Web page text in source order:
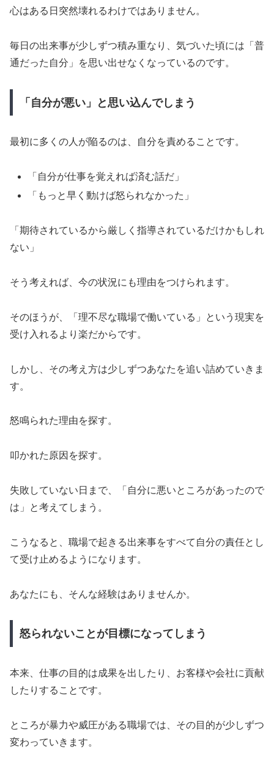
心はある日突然壊れるわけではありません。
毎日の出来事が少しずつ積み重なり、気づいた頃には「普
通だった自分」を思い出せなくなっているのです。
「自分が悪い」と思い込んでしまう
最初に多くの人が陥るのは、自分を責めることです。
「自分が仕事を覚えれば済む話だ」
「もっと早く動けば怒られなかった」
「期待されているから厳しく指導されているだけかもしれ
ない」
そう考えれば、今の状況にも理由をつけられます。
そのほうが、「理不尽な職場で働いている」という現実を
受け入れるより楽だからです。
しかし、その考え方は少しずつあなたを追い詰めていきま
す。
怒鳴られた理由を探す。
叩かれた原因を探す。
失敗していない日まで、「自分に悪いところがあったので
は」と考えてしまう。
こうなると、職場で起きる出来事をすべて自分の責任とし
て受け止めるようになります。
あなたにも、そんな経験はありませんか。
怒られないことが目標になってしまう
本来、仕事の目的は成果を出したり、お客様や会社に貢献
したりすることです。
ところが暴力や威圧がある職場では、その目的が少しずつ
変わっていきます。